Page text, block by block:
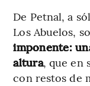
De Petnal, a
Los Abuelos,
imponente:
altura, que en
con restos de